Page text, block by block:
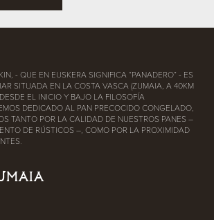
- QUE EN EUSKERA SIGNIFICA “PANADERO” - ES
SITUADA EN LA COSTA VASCA (ZUMAIA, A 40KM
EL INICIO Y BAJO LA FILOSOFÍA
DEDICADO AL PAN PRECOCIDO CONGELADO,
TANTO POR LA CALIDAD DE NUESTROS PANES –
DE RÚSTICOS –, COMO POR LA PROXIMIDAD